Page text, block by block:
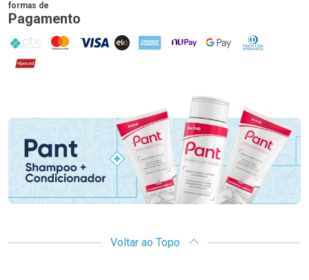
formas de
Pagamento
PIX MasterCard
VISA ELO AMEX NuPay Google PayDiners Club
Hipercard
Promoção em Destaque
Voltar ao Topo